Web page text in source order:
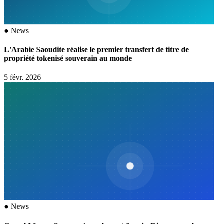
● News
L'Arabie Saoudite réalise le premier transfert de titre de
propriété tokenisé souverain au monde
5 févr. 2026
● News